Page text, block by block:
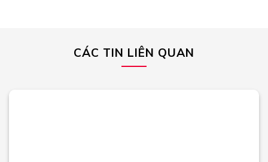
CÁC TIN LIÊN QUAN